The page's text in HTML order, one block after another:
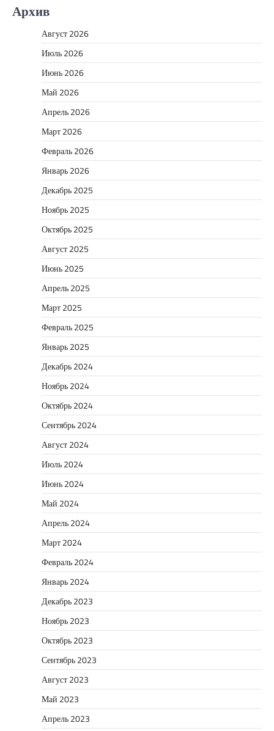
Архив
Август 2026
Июль 2026
Июнь 2026
Май 2026
Апрель 2026
Март 2026
Февраль 2026
Январь 2026
Декабрь 2025
Ноябрь 2025
Октябрь 2025
Август 2025
Июнь 2025
Апрель 2025
Март 2025
Февраль 2025
Январь 2025
Декабрь 2024
Ноябрь 2024
Октябрь 2024
Сентябрь 2024
Август 2024
Июль 2024
Июнь 2024
Май 2024
Апрель 2024
Март 2024
Февраль 2024
Январь 2024
Декабрь 2023
Ноябрь 2023
Октябрь 2023
Сентябрь 2023
Август 2023
Май 2023
Апрель 2023